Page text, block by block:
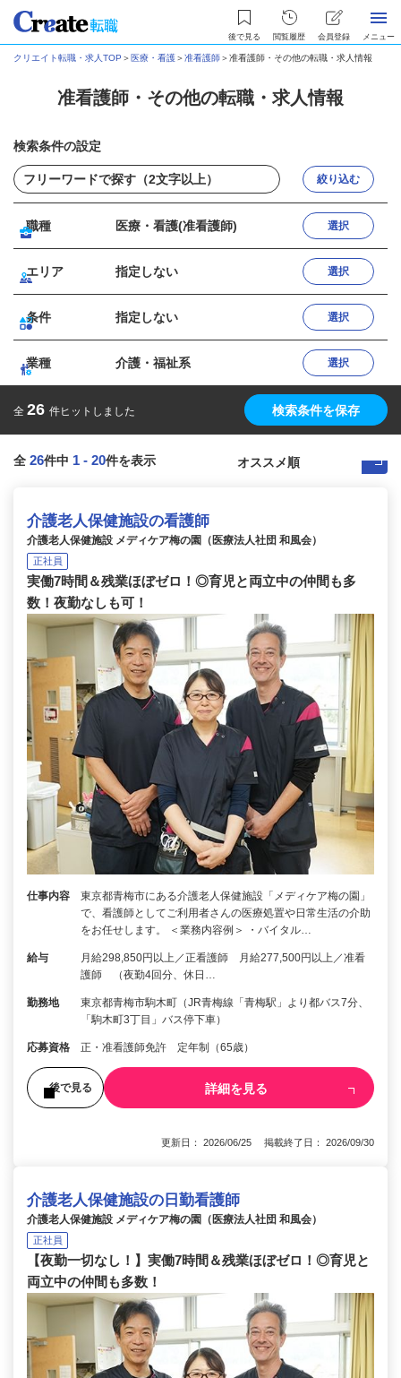
後で見る 閲覧履歴 会員登録 メニュー
クリエイト転職・求人TOP ＞ 医療・看護＞准看護師＞准看護師・その他の転職・求人情報
准看護師・その他の転職・求人情報
検索条件の設定
絞り込む
職種 医療・看護(准看護師) 選択
エリア 指定しない 選択
条件 指定しない 選択
業種 介護・福祉系 選択
全 26 件ヒットしました 検索条件を保存
全 26件中 1 - 20件を表示
介護老人保健施設の看護師
介護老人保健施設 メディケア梅の園（医療法人社団 和風会）
正社員
実働7時間＆残業ほぼゼロ！◎育児と両立中の仲間も多
数！夜勤なしも可！
仕事内容
東京都青梅市にある介護老人保健施設「メディケア梅の園」
で、看護師としてご利用者さんの医療処置や日常生活の介助
をお任せします。 ＜業務内容例＞ ・バイタル…
給与
月給298,850円以上／正看護師 月給277,500円以上／准看
護師 （夜勤4回分、休日…
勤務地
東京都青梅市駒木町（JR青梅線「青梅駅」より都バス7分、
「駒木町3丁目」バス停下車）
応募資格 正・准看護師免許 定年制（65歳）
後で見る 詳細を見る
更新日： 2026/06/25 掲載終了日： 2026/09/30
介護老人保健施設の日勤看護師
介護老人保健施設 メディケア梅の園（医療法人社団 和風会）
正社員
【夜勤一切なし！】実働7時間＆残業ほぼゼロ！◎育児と
両立中の仲間も多数！